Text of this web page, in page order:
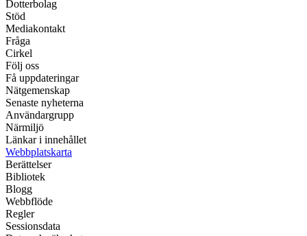
Dotterbolag
Stöd
Mediakontakt
Fråga
Cirkel
Följ oss
Få uppdateringar
Nätgemenskap
Senaste nyheterna
Användargrupp
Närmiljö
Länkar i innehållet
Webbplatskarta
Berättelser
Bibliotek
Blogg
Webbflöde
Regler
Sessionsdata